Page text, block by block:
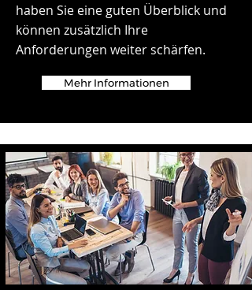
haben Sie eine guten Überblick und
können zusätzlich Ihre
Anforderungen weiter schärfen.
Mehr Informationen